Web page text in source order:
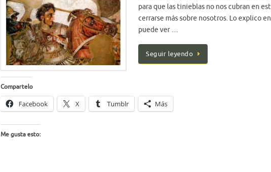
para que las tinieblas no nos cubran en
cerrarse más sobre nosotros. Lo explico
puede ver …
Seguir leyendo
Compartelo
Facebook X Tumblr Más
Me gusta esto: